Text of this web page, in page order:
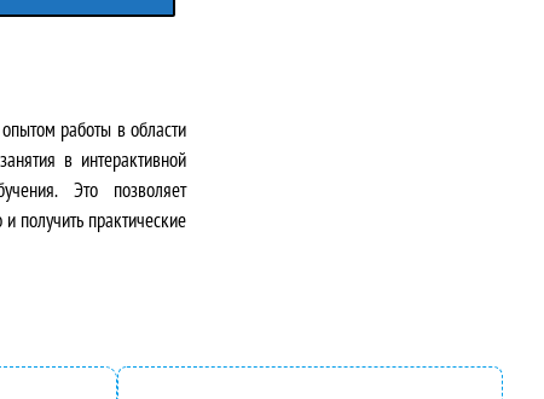
работы в области
в интерактивной
Это позволяет
получить практические